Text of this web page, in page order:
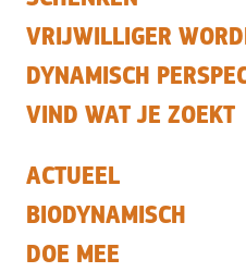
VRIJWILLIGER
DYNAMISCH
VIND WAT JE ZOEKT
ACTUEEL
BIODYNAMISCH
DOE MEE